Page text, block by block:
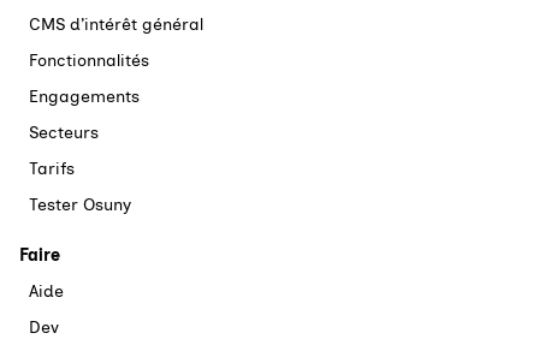
CMS d’intérêt général
Fonctionnalités
Engagements
Secteurs
Tarifs
Tester Osuny
Faire
Aide
Dev